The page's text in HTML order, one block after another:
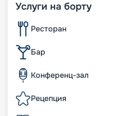
Услуги на борту
Ресторан
Бар
Конференц-зал
Рецепция